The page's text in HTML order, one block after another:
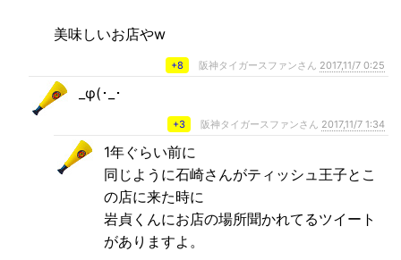
美味しいお店やw
+8 阪神タイガースファンさん 2017,11/7 0:25
_φ(･_･
+3 阪神タイガースファンさん 2017,11/7 1:34
1年ぐらい前に
同じように石崎さんがティッシュ王子とこ
の店に来た時に
岩貞くんにお店の場所聞かれてるツイート
がありますよ。